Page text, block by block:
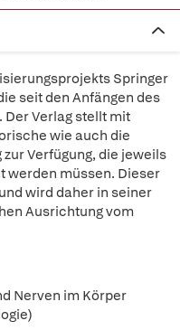
Springer
seit den Anfängen des
Der Verlag stellt mit
wie auch die
Verfügung, die jeweils
werden müssen. Dieser
wird daher in seiner
Ausrichtung vom
Nerven im Körper